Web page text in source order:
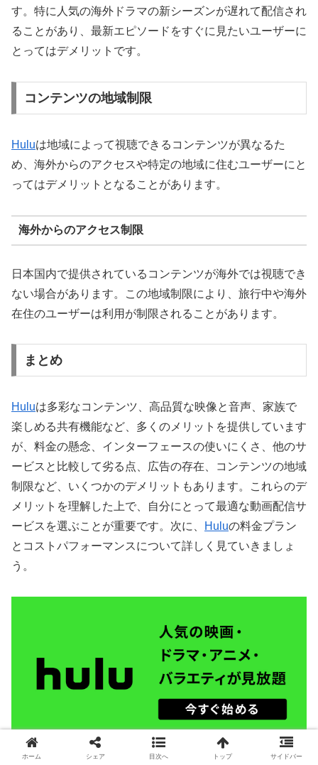
す。特に人気の海外ドラマの新シーズンが遅れて配信され
ることがあり、最新エピソードをすぐに見たいユーザーに
とってはデメリットです。
コンテンツの地域制限
Huluは地域によって視聴できるコンテンツが異なるた
め、海外からのアクセスや特定の地域に住むユーザーにと
ってはデメリットとなることがあります。
海外からのアクセス制限
日本国内で提供されているコンテンツが海外では視聴でき
ない場合があります。この地域制限により、旅行中や海外
在住のユーザーは利用が制限されることがあります。
まとめ
Huluは多彩なコンテンツ、高品質な映像と音声、家族で
楽しめる共有機能など、多くのメリットを提供しています
が、料金の懸念、インターフェースの使いにくさ、他のサ
ービスと比較して劣る点、広告の存在、コンテンツの地域
制限など、いくつかのデメリットもあります。これらのデ
メリットを理解した上で、自分にとって最適な動画配信サ
ービスを選ぶことが重要です。次に、
Huluの料金プラン
とコストパフォーマンスについて詳しく見ていきましょ
う。
ホーム シェア 目次へ トップ サイドバー